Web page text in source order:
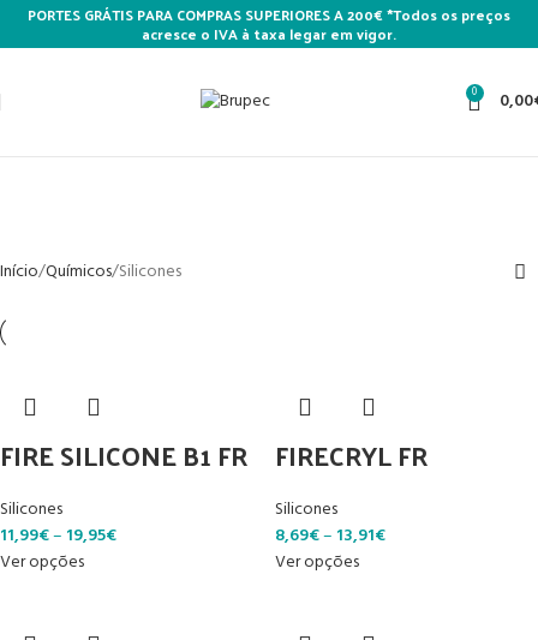
PORTES GRÁTIS PARA COMPRAS SUPERIORES A 200€ *Todos os preços
acresce o IVA à taxa legar em vigor.
0 0,00
Início Químicos Silicones
FIRE SILICONE B1 FR
Silicones
11,99€– 19,95€
Ver opções
FIRECRYL FR
Silicones
8,69€– 13,91€
Ver opções